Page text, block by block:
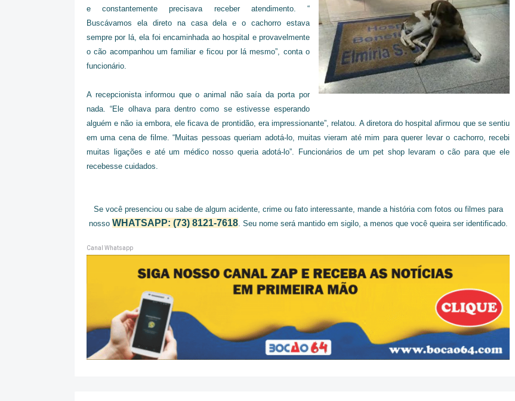
e constantemente precisava receber atendimento. “
Buscávamos ela direto na casa dela e o cachorro estava
sempre por lá, ela foi encaminhada ao hospital e provavelmente
o cão acompanhou um familiar e ficou por lá mesmo”, conta o
funcionário.
A recepcionista informou que o animal não saía da porta por
nada. “Ele olhava para dentro como se estivesse esperando
alguém e não ia embora, ele ficava de prontidão, era impressionante”, relatou. A diretora do hospital afirmou que se sentiu
em uma cena de filme. “Muitas pessoas queriam adotá-lo, muitas vieram até mim para querer levar o cachorro, recebi
muitas ligações e até um médico nosso queria adotá-lo”. Funcionários de um pet shop levaram o cão para que ele
recebesse cuidados.
Se você presenciou ou sabe de algum acidente, crime ou fato interessante, mande a história com fotos ou filmes para
nosso WHATSAPP: (73) 8121-7618. Seu nome será mantido em sigilo, a menos que você queira ser identificado.
Canal Whatsapp